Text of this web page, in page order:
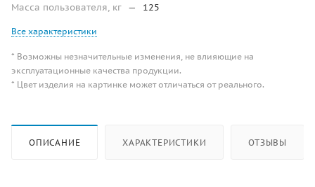
Масса пользователя, кг — 125
Все характеристики
* Возможны незначительные изменения, не влияющие на
эксплуатационные качества продукции.
* Цвет изделия на картинке может отличаться от реального.
ОПИСАНИЕ ХАРАКТЕРИСТИКИ ОТЗЫВЫ